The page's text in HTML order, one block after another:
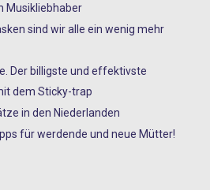
Musikliebhaber
sind wir alle ein wenig mehr
Der billigste und effektivste
dem Sticky-trap
in den Niederlanden
für werdende und neue Mütter!